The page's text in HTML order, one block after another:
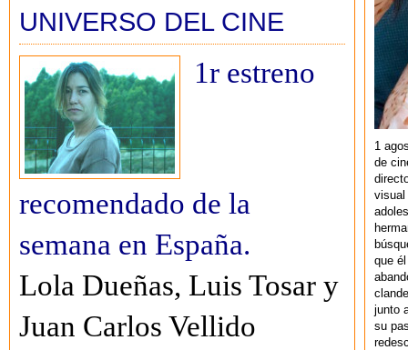
UNIVERSO DEL CINE
1r estreno
recomendado de la
semana en España.
Lola Dueñas, Luis Tosar y
Juan Carlos Vellido
1
de
visual
que
junto
su